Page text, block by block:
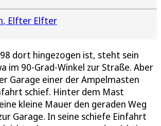
Elfter Elfter
dort hingezogen ist, steht sein
im 90-Grad-Winkel zur Straße. Aber
Garage einer der Ampelmasten
schief. Hinter dem Mast
kleine Mauer den geraden Weg
Garage. In seine schiefe Einfahrt